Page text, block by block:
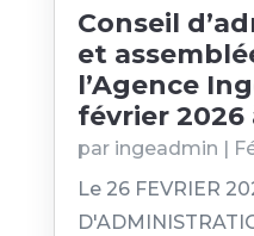
Conseil
et
l’Agence
février 2026
par ingeadmin |
Le 26 FEVRIER